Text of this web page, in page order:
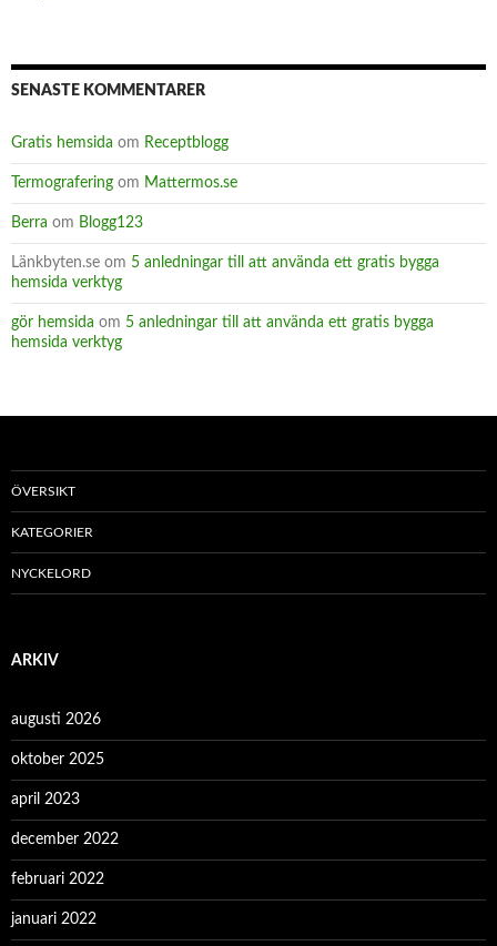
SENASTE KOMMENTARER
Gratis hemsida om Receptblogg
Termografering om Mattermos.se
Berra om Blogg123
Länkbyten.se om 5 anledningar till att använda ett gratis bygga
hemsida verktyg
gör hemsida om 5 anledningar till att använda ett gratis bygga
hemsida verktyg
ÖVERSIKT
KATEGORIER
NYCKELORD
ARKIV
augusti 2026
oktober 2025
april 2023
december 2022
februari 2022
januari 2022